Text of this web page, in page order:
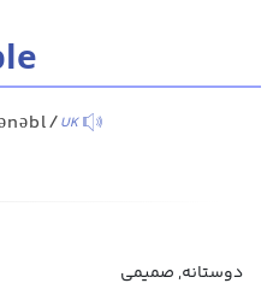
UK
دوستانه, صمیمی